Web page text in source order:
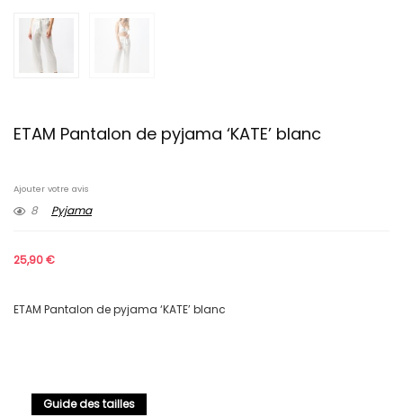
ETAM Pantalon de pyjama ‘KATE’ blanc
Ajouter votre avis
8 Pyjama
25,90€
ETAM Pantalon de pyjama ‘KATE’ blanc
Guide des tailles